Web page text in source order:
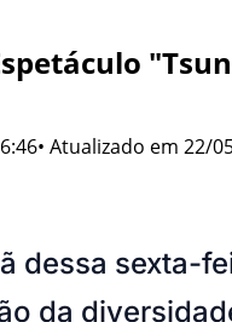
• Atualizado em 22/
dessa sexta-
da